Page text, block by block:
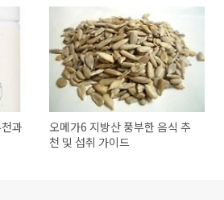
과
오메가6 지방산 풍부한 음식 추
천 및 섭취 가이드